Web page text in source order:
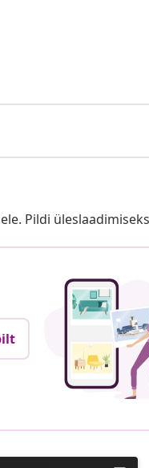
Pildi